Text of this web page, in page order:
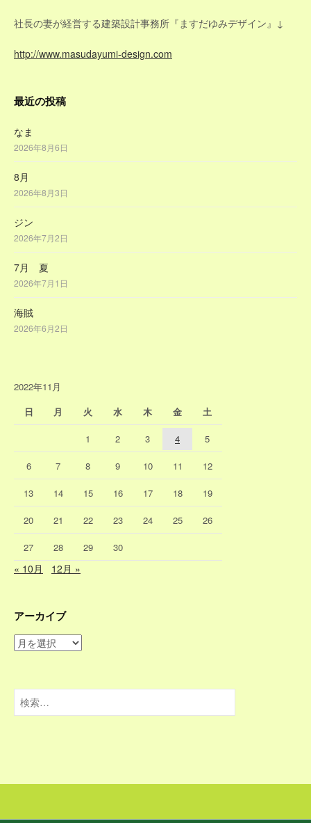
ン
社長の妻が経営する建築設計事務所『ますだゆみデザイン』↓
http://www.masudayumi-design.com
最近の投稿
なま
2026年8月6日
8月
2026年8月3日
ジン
2026年7月2日
7月 夏
2026年7月1日
海賊
2026年6月2日
2022年11月
日
月 火 水 木 金 土
1 2 3 4 5
6 7 8 9 10 11 12
13 14 15 16 17 18 19
20 21 22 23 24 25 26
27 28 29 30
« 10月 12月 »
アーカイブ
ア
イ
ブ
検
索: